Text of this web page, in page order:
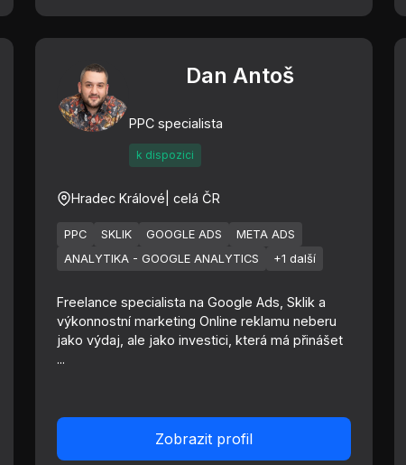
Dan Antoš
PPC specialista
k dispozici
Hradec Králové | celá ČR
PPC SKLIK GOOGLE ADS
META ADS
ANALYTIKA - GOOGLE ANALYTICS
+1 další
Freelance specialista na Google Ads, Sklik a
výkonnostní marketing Online reklamu neberu
jako výdaj, ale jako investici, která má přinášet
...
Zobrazit profil